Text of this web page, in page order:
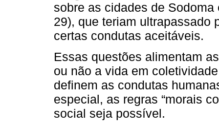
sobre as cidades de
29), que teriam ultrapassado
certas condutas aceitáveis.
Essas questões alimentam
ou não a vida em
definem as condutas
especial, as regras “morais
social seja possível.